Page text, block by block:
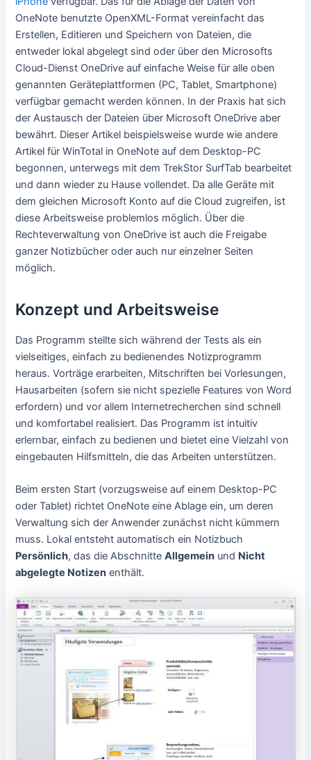
OneNote benutzte OpenXML-Format vereinfacht das
Erstellen, Editieren und Speichern von Dateien, die
entweder lokal abgelegt sind oder über den Microsofts
Cloud-Dienst OneDrive auf einfache Weise für alle oben
genannten Geräteplattformen (PC, Tablet, Smartphone)
verfügbar gemacht werden können. In der Praxis hat sich
der Austausch der Dateien über Microsoft OneDrive aber
bewährt. Dieser Artikel beispielsweise wurde wie andere
Artikel für WinTotal in OneNote auf dem Desktop-PC
begonnen, unterwegs mit dem TrekStor SurfTab bearbeitet
und dann wieder zu Hause vollendet. Da alle Geräte mit
dem gleichen Microsoft Konto auf die Cloud zugreifen, ist
diese Arbeitsweise problemlos möglich. Über die
Rechteverwaltung von OneDrive ist auch die Freigabe
ganzer Notizbücher oder auch nur einzelner Seiten
möglich.
Konzept und Arbeitsweise
Das Programm stellte sich während der Tests als ein
vielseitiges, einfach zu bedienendes Notizprogramm
heraus. Vorträge erarbeiten, Mitschriften bei Vorlesungen,
Hausarbeiten (sofern sie nicht spezielle Features von Word
erfordern) und vor allem Internetrecherchen sind schnell
und komfortabel realisiert. Das Programm ist intuitiv
erlernbar, einfach zu bedienen und bietet eine Vielzahl von
eingebauten Hilfsmitteln, die das Arbeiten unterstützen.
Beim ersten Start (vorzugsweise auf einem Desktop-PC
oder Tablet) richtet OneNote eine Ablage ein, um deren
Verwaltung sich der Anwender zunächst nicht kümmern
muss. Lokal entsteht automatisch ein Notizbuch
Persönlich, das die AbschnitteAllgemein und Nicht
abgelegte Notizen enthält.